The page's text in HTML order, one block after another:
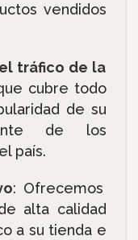
vendidos
tráfico de la
cubre todo
de su
de los
país.
: Ofrecemos
alta calidad
a su tienda e